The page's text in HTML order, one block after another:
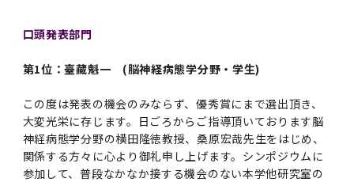
学長×歯学部学生懇談
東京医科歯科大学の歴史
学内向け広報誌「TMDUニュース」
医歯大ひろば
第1回『学びの地』
第2回『教育 講義・実習の軌跡』
第３期中期目標・中期計画等について
（第１期中期目標期間中）年度計画、年度評価
（第２期中期目標期間中）年度計画・年度評価
等について
4．指定国立大学法人構想に関する進捗状況に
ついて
関連リンク先
目
「複合領域コース｣｢編入学｣及び｢複数学士号｣
に関する協定書
編入学制度について（複数学士号）
大学）
統計データ
土地・建物及び所在地／関係施設位置図
ジョン推進宣言等
東京医科歯科大学ダイバーシティ＆インクルー
ジョン推進宣言等トップ
ダイバーシティ・インクルージョン室
わくわく保育園（学内保育施設）
ハラスメントへの対応について
公益通報について
国際交流サイト
研究情報サイト
学生寮について
アパート等の紹介
オンライン個別進学相談
地域特別枠推薦選抜説明会
学費・入学金・奨学金について
学費・入学金・奨学金についてトップ
奨学金について
入学料・授業料の免除・徴収猶予について
大学院医歯学総合研究科生体検査科学講座
研究テーマ検索システム
お問い合わせ
大学院保健衛生学研究科
Academic Year by Eligible Students
(*Autumn admission)
令和７年度（２０２５年度）総合知と癒しの次
世代フロントランナー育成プログラム（医歯学
系）「Science Tokyo SPRING (医歯学系)」
（旧TMDU卓越大学院生制度）対象学生（秋入
Exemption/Deferment)
奨学金について
【2026年4月入学者】入学料免除・徴収猶予申
請について（Admission Fee
Exemption&Admission Fee Deferment）
「修学支援に対する相談窓口」を設置しまし
た。
奨学金についてトップ
日本学生支援機構
財団法人・地方公共団体等奨学金
2025年度国立大学臨床検査学系博士後期課程
日本学生支援機構
学生保険制度について
国民年金について
学生相談窓口
ピアサポーター
企業・官公庁・医療機関の皆様へ
在学生向け
在学生向けトップ
学校推薦・求人情報について
新型コロナウイルス感染症に伴うお知らせ
卒業後の進路及び卒業者数
サークル・学園祭トップ
お茶の水祭
施設利用
施設利用トップ
保健管理センター
学生・女性支援センター
ボランティア
情報システム
台風等の自然災害や交通機関運休による休講措
博士課程 医歯学専攻
博士課程 生命理工医療科学専攻
医歯学総合研究科修士課程履修要項（シラバ
ス）
博士課程 医歯学専攻トップ
概要
博士課程 国際連携専攻（ジョイント・ディグリ
ー・プログラム：JDP）
博士課程 生命理工医療科学専攻
教育研究分野組織、指導教員研究内容
教育研究分野組織、指導教員研究内容トップ
看護先進科学専攻
履修要項（大学院シラバス）保健衛生学研究科
５大学災害看護コンソーシアム履修の手引き
難治疾患研究所
高等研究院
大学病院
大学病院トップ
スポーツサイエンス機構
AMED研究費の年間公募スケジュール(学内専
GAPファンド等の公募
倫理審査手続きについて
各種実験手続き例(学内専用)
研究に必要な講習会等
ES細胞/iPS細胞を使用する実験(学内専用)
プレスリリース
青い鳥広場(学内専用)
オープンイノベーションセンター
各種センター
高等研究院
剽窃チェックツール(学内専用)
安全保障輸出管理(学内専用)
利益相反
口頭発表部門
第1位：臺藏魁一 (脳神経病態学分野・学生)
この度は発表の機会のみならず、優秀賞にまで選出頂き、
大変光栄に存じます。日ごろからご指導頂いております脳
神経病態学分野の横田隆徳教授、桑原宏哉先生をはじめ、
関係する方々に心より御礼申し上げます。シンポジウムに
参加して、普段なかなか接する機会のない本学他研究室の